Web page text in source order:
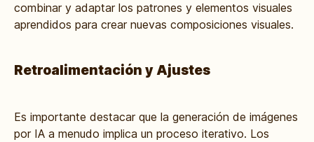
combinar y adaptar los patrones y elementos visuales
aprendidos para crear nuevas composiciones visuales.
Retroalimentación y Ajustes
Es importante destacar que la generación de imágenes
por IA a menudo implica un proceso iterativo. Los